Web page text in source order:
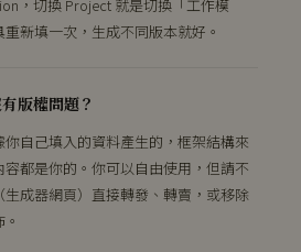
，切換 Project 就是切換「工作模
新填一次，生成不同版本就好。
版權問題？
自己填入的資料產生的，框架結構來
容都是你的。你可以自由使用，但請不
成器網頁）直接轉發、轉賣，或移除